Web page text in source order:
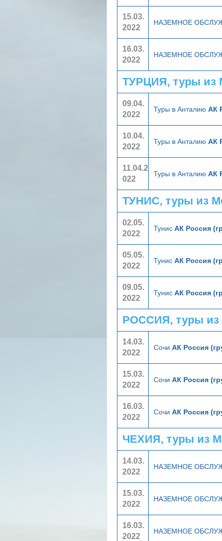
15.03.
2022
НАЗЕМНОЕ
16.03.
2022
НАЗЕМНОЕ
ТУРЦИЯ, туры из
09.04.
2022
Туры в Анталию АК
10.04.
2022
Туры в Анталию АК
11.04.2
022
Туры в Анталию АК
ТУНИС, туры из
02.05.
2022
Тунис АК Россия
05.05.
2022
Тунис АК Россия
09.05.
2022
Тунис АК Россия
РОССИЯ, туры
14.03.
2022
Сочи АК Россия
15.03.
2022
Сочи АК Россия
16.03.
2022
Сочи АК Россия
ЧЕХИЯ, туры из
14.03.
2022
НАЗЕМНОЕ
15.03.
2022
НАЗЕМНОЕ
16.03.
2022
НАЗЕМНОЕ